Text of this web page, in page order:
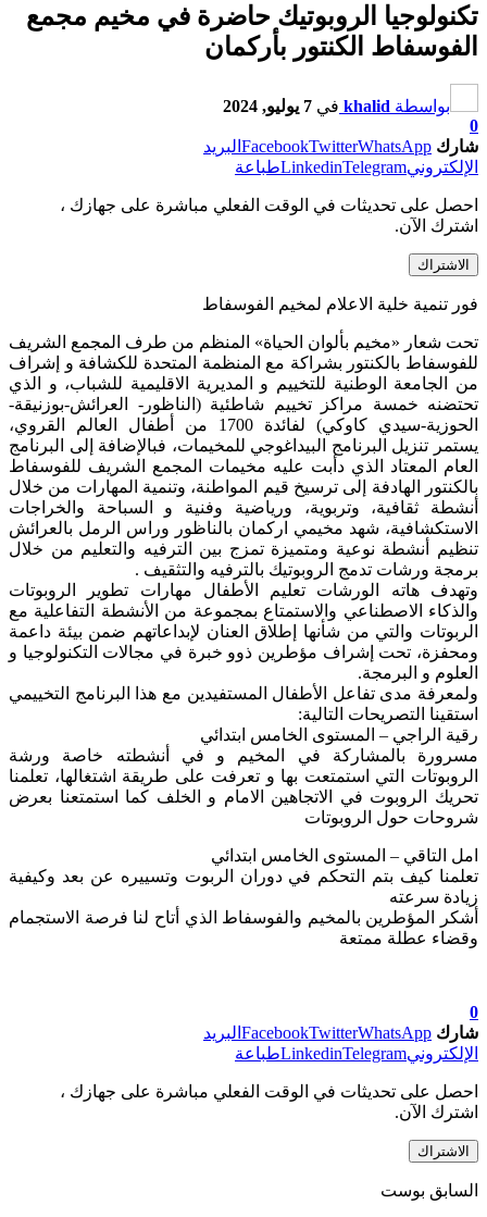
تكنولوجيا الروبوتيك حاضرة في مخيم مجمع
الفوسفاط الكنتور بأركمان
بواسطة khalid في 7 يوليو, 2024
0
شارك
FacebookTwitterWhatsApp
البريد
الإلكتروني
LinkedinTelegram طباعة
احصل على تحديثات في الوقت الفعلي مباشرة على جهازك ،
اشترك الآن.
الاشتراك
فور تنمية خلية الاعلام لمخيم الفوسفاط
تحت شعار «مخيم بألوان الحياة» المنظم من طرف المجمع الشريف
للفوسفاط بالكنتور بشراكة مع المنظمة المتحدة للكشافة و إشراف
من الجامعة الوطنية للتخييم و المديرية الاقليمية للشباب، و الذي
تحتضنه خمسة مراكز تخييم شاطئية (الناظور- العرائش-بوزنيقة-
الحوزية-سيدي كاوكي) لفائدة 1700 من أطفال العالم القروي،
يستمر تنزيل البرنامج البيداغوجي للمخيمات، فبالإضافة إلى البرنامج
العام المعتاد الذي دأبت عليه مخيمات المجمع الشريف للفوسفاط
بالكنتور الهادفة إلى ترسيخ قيم المواطنة، وتنمية المهارات من خلال
أنشطة ثقافية، وتربوية، ورياضية وفنية و السباحة والخراجات
الاستكشافية، شهد مخيمي اركمان بالناظور وراس الرمل بالعرائش
تنظيم أنشطة نوعية ومتميزة تمزج بين الترفيه والتعليم من خلال
برمجة ورشات تدمج الروبوتيك بالترفيه والتثقيف .
وتهدف هاته الورشات تعليم الأطفال مهارات تطوير الروبوتات
والذكاء الاصطناعي والاستمتاع بمجموعة من الأنشطة التفاعلية مع
الربوتات والتي من شأنها إطلاق العنان لإبداعاتهم ضمن بيئة داعمة
ومحفزة، تحت إشراف مؤطرين ذوو خبرة في مجالات التكنولوجيا و
العلوم و البرمجة.
ولمعرفة مدى تفاعل الأطفال المستفيدين مع هذا البرنامج التخييمي
استقينا التصريحات التالية:
رقية الراجي – المستوى الخامس ابتدائي
مسرورة بالمشاركة في المخيم و في أنشطته خاصة ورشة
الروبوتات التي استمتعت بها و تعرفت على طريقة اشتغالها، تعلمنا
تحريك الروبوت في الاتجاهين الامام و الخلف كما استمتعنا بعرض
شروحات حول الروبوتات
امل التاقي – المستوى الخامس ابتدائي
تعلمنا كيف بتم التحكم في دوران الربوت وتسييره عن بعد وكيفية
زيادة سرعته
أشكر المؤطرين بالمخيم والفوسفاط الذي أتاح لنا فرصة الاستجمام
وقضاء عطلة ممتعة
0
شارك
FacebookTwitterWhatsApp
البريد
الإلكتروني
LinkedinTelegram طباعة
احصل على تحديثات في الوقت الفعلي مباشرة على جهازك ،
اشترك الآن.
الاشتراك
السابق بوست